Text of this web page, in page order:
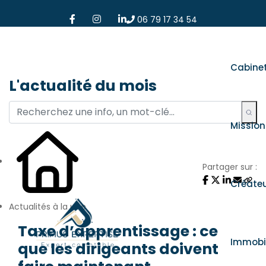
06 79 17 34 54
L'actualité du mois
Actualités à la une
Partager sur :
Taxe d’apprentissage : ce
que les dirigeants doivent